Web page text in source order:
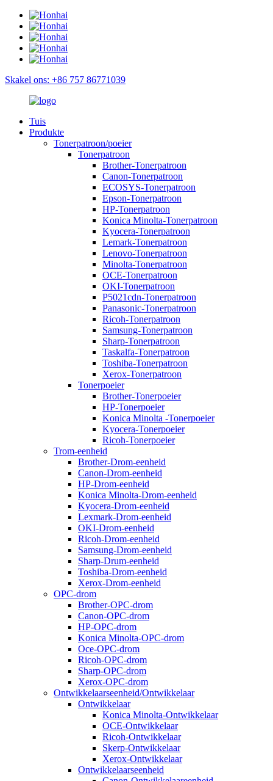
Skakel ons: +86 757 86771039
Tuis
Produkte
Tonerpatroon/poeier
Tonerpatroon
Brother-Tonerpatroon
Canon-Tonerpatroon
ECOSYS-Tonerpatroon
Epson-Tonerpatroon
HP-Tonerpatroon
Konica Minolta-Tonerpatroon
Kyocera-Tonerpatroon
Lemark-Tonerpatroon
Lenovo-Tonerpatroon
Minolta-Tonerpatroon
OCE-Tonerpatroon
OKI-Tonerpatroon
P5021cdn-Tonerpatroon
Panasonic-Tonerpatroon
Ricoh-Tonerpatroon
Samsung-Tonerpatroon
Sharp-Tonerpatroon
Taskalfa-Tonerpatroon
Toshiba-Tonerpatroon
Xerox-Tonerpatroon
Tonerpoeier
Brother-Tonerpoeier
HP-Tonerpoeier
Konica Minolta -Tonerpoeier
Kyocera-Tonerpoeier
Ricoh-Tonerpoeier
Trom-eenheid
Brother-Drom-eenheid
Canon-Drom-eenheid
HP-Drom-eenheid
Konica Minolta-Drom-eenheid
Kyocera-Drom-eenheid
Lexmark-Drom-eenheid
OKI-Drom-eenheid
Ricoh-Drom-eenheid
Samsung-Drom-eenheid
Sharp-Drum-eenheid
Toshiba-Drom-eenheid
Xerox-Drom-eenheid
OPC-drom
Brother-OPC-drom
Canon-OPC-drom
HP-OPC-drom
Konica Minolta-OPC-drom
Oce-OPC-drom
Ricoh-OPC-drom
Sharp-OPC-drom
Xerox-OPC-drom
Ontwikkelaarseenheid/Ontwikkelaar
Ontwikkelaar
Konica Minolta-Ontwikkelaar
OCE-Ontwikkelaar
Ricoh-Ontwikkelaar
Skerp-Ontwikkelaar
Xerox-Ontwikkelaar
Ontwikkelaarseenheid